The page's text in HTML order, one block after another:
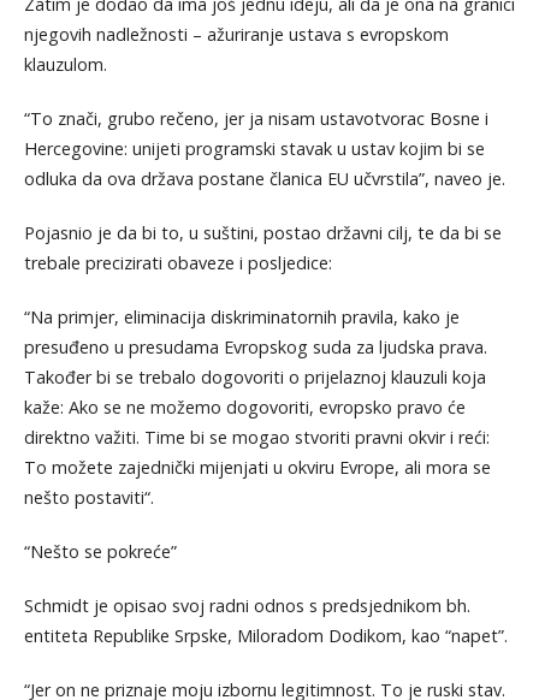
njegovih nadležnosti – ažuriranje ustava s evropskom
klauzulom.
“To znači, grubo rečeno, jer ja nisam ustavotvorac Bosne i
Hercegovine: unijeti programski stavak u ustav kojim bi se
odluka da ova država postane članica EU učvrstila”, naveo je.
Pojasnio je da bi to, u suštini, postao državni cilj, te da bi se
trebale precizirati obaveze i posljedice:
“Na primjer, eliminacija diskriminatornih pravila, kako je
presuđeno u presudama Evropskog suda za ljudska prava.
Također bi se trebalo dogovoriti o prijelaznoj klauzuli koja
kaže: Ako se ne možemo dogovoriti, evropsko pravo će
direktno važiti. Time bi se mogao stvoriti pravni okvir i reći:
To možete zajednički mijenjati u okviru Evrope, ali mora se
nešto postaviti“.
“Nešto se pokreće”
Schmidt je opisao svoj radni odnos s predsjednikom bh.
entiteta Republike Srpske, Miloradom Dodikom, kao “napet”.
“Jer on ne priznaje moju izbornu legitimnost. To je ruski stav.